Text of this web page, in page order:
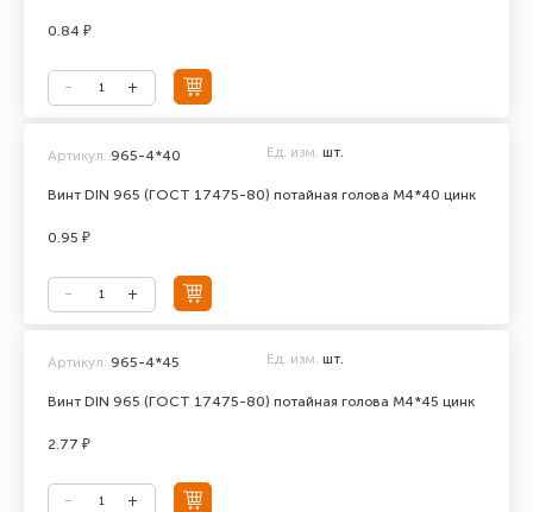
0.84 ₽
Винт DIN 965 (ГОСТ 17475-80) потайная голова М4*40 цинк
Артикул: 965-4*40 Ед. изм. шт.
0.95 ₽
Винт DIN 965 (ГОСТ 17475-80) потайная голова М4*45 цинк
Артикул: 965-4*45 Ед. изм. шт.
2.77 ₽